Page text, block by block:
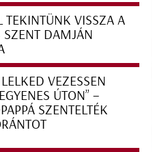
TEKINTÜNK VISSZA A
DAMJÁN
VEZESSEN
ÚTON” –
SZENTELTÉK